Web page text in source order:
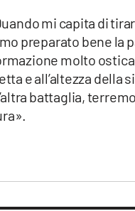
mi capita di
preparato bene la
molto
e all’altezza della
battaglia,